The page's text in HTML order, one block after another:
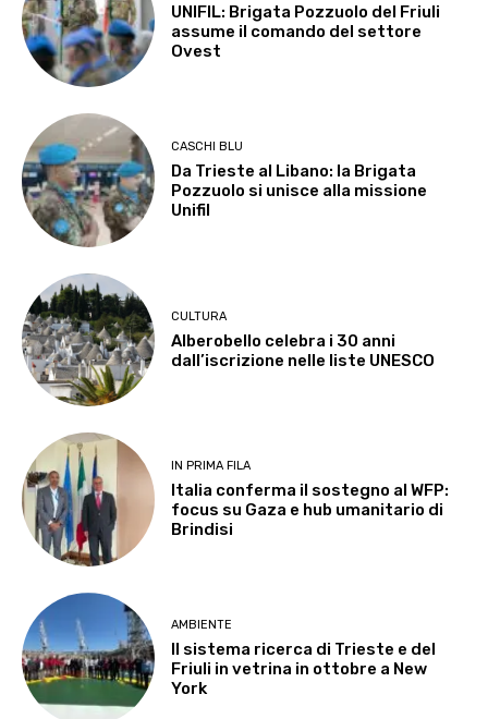
UNIFIL: Brigata Pozzuolo del Friuli
assume il comando del settore
Ovest
CASCHI BLU
Da Trieste al Libano: la Brigata
Pozzuolo si unisce alla missione
Unifil
CULTURA
Alberobello celebra i 30 anni
dall’iscrizione nelle liste UNESCO
IN PRIMA FILA
Italia conferma il sostegno al WFP:
focus su Gaza e hub umanitario di
Brindisi
AMBIENTE
Il sistema ricerca di Trieste e del
Friuli in vetrina in ottobre a New
York